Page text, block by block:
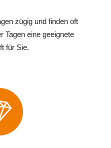
zügig und finden oft
Tagen eine geeignete
für Sie.